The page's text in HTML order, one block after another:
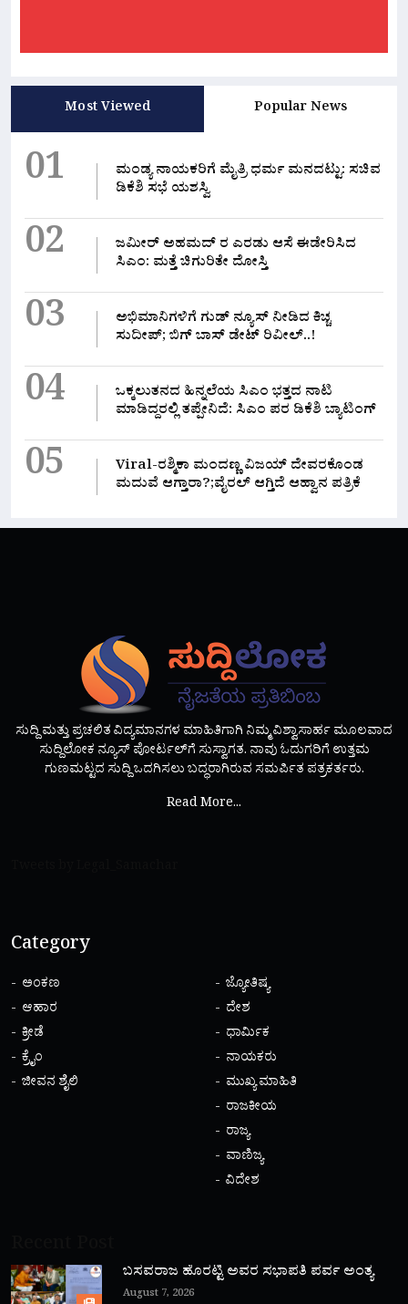
Most Viewed Popular News
01
ಮಂಡ್ಯ ನಾಯಕರಿಗೆ ಮೈತ್ರಿ ಧರ್ಮ ಮನದಟ್ಟು: ಸಚಿವ
ಡಿಕೆಶಿ ಸಭೆ ಯಶಸ್ವಿ
02
ಜಮೀರ್ ಅಹಮದ್ ರ ಎರಡು ಆಸೆ ಈಡೇರಿಸಿದ
ಸಿಎಂ: ಮತ್ತೆ ಚಿಗುರಿತೇ ದೋಸ್ತಿ
03
ಅಭಿಮಾನಿಗಳಿಗೆ ಗುಡ್ ನ್ಯೂಸ್ ನೀಡಿದ ಕಿಚ್ಚ
ಸುದೀಪ್; ಬಿಗ್ ಬಾಸ್ ಡೇಟ್ ರಿವೀಲ್..!
04
ಒಕ್ಕಲುತನದ ಹಿನ್ನಲೆಯ ಸಿಎಂ ಭತ್ತದ ನಾಟಿ
ಮಾಡಿದ್ದರಲ್ಲಿ‌ ತಪ್ಪೇನಿದೆ: ಸಿಎಂ ಪರ ಡಿಕೆಶಿ ಬ್ಯಾಟಿಂಗ್
05
Viral-ರಶ್ಮಿಕಾ ಮಂದಣ್ಣ ವಿಜಯ್ ದೇವರಕೊಂಡ
ಮದುವೆ ಆಗ್ತಾರಾ?;ವೈರಲ್ ಆಗ್ತಿದೆ ಆಹ್ವಾನ ಪತ್ರಿಕೆ
ಸುದ್ದಿ ಮತ್ತು ಪ್ರಚಲಿತ ವಿದ್ಯಮಾನಗಳ ಮಾಹಿತಿಗಾಗಿ ನಿಮ್ಮ ವಿಶ್ವಾಸಾರ್ಹ ಮೂಲವಾದ
ಸುದ್ದಿಲೋಕ ನ್ಯೂಸ್ ಪೋರ್ಟಲ್‌ಗೆ ಸುಸ್ವಾಗತ. ನಾವು ಓದುಗರಿಗೆ ಉತ್ತಮ
ಗುಣಮಟ್ಟದ ಸುದ್ದಿ ಒದಗಿಸಲು ಬದ್ಧರಾಗಿರುವ ಸಮರ್ಪಿತ ಪತ್ರಕರ್ತರು.
Read More...
Category
ಅಂಕಣ
ಆಹಾರ
ಕ್ರೀಡೆ
ಕ್ರೈಂ
ಜೀವನ ಶೈಲಿ
ಜ್ಯೋತಿಷ್ಯ
ದೇಶ
ಧಾರ್ಮಿಕ
ನಾಯಕರು
ಮುಖ್ಯ ಮಾಹಿತಿ
ರಾಜಕೀಯ
ರಾಜ್ಯ
ವಾಣಿಜ್ಯ
ವಿದೇಶ
ಬಸವರಾಜ ಹೊರಟ್ಟಿ ಅವರ ಸಭಾಪತಿ ಪರ್ವ ಅಂತ್ಯ
August 7, 2026